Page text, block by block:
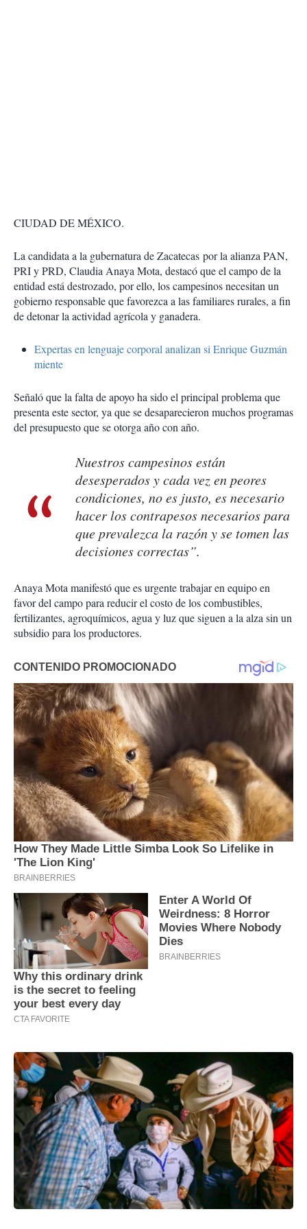
CIUDAD DE MÉXICO.
La candidata a la gubernatura de Zacatecas por la alianza PAN,
PRI y PRD, Claudia Anaya Mota, destacó que el campo de la
entidad está destrozado, por ello, los campesinos necesitan un
gobierno responsable que favorezca a las familiares rurales, a fin
de detonar la actividad agrícola y ganadera.
Expertas en lenguaje corporal analizan si Enrique Guzmán
miente
Señaló que la falta de apoyo ha sido el principal problema que
presenta este sector, ya que se desaparecieron muchos programas
del presupuesto que se otorga año con año.
Nuestros campesinos están
desesperados y cada vez en peores
condiciones, no es justo, es necesario
hacer los contrapesos necesarios para
que prevalezca la razón y se tomen las
decisiones correctas”.
Anaya Mota manifestó que es urgente trabajar en equipo en
favor del campo para reducir el costo de los combustibles,
fertilizantes, agroquímicos, agua y luz que siguen a la alza sin un
subsidio para los productores.